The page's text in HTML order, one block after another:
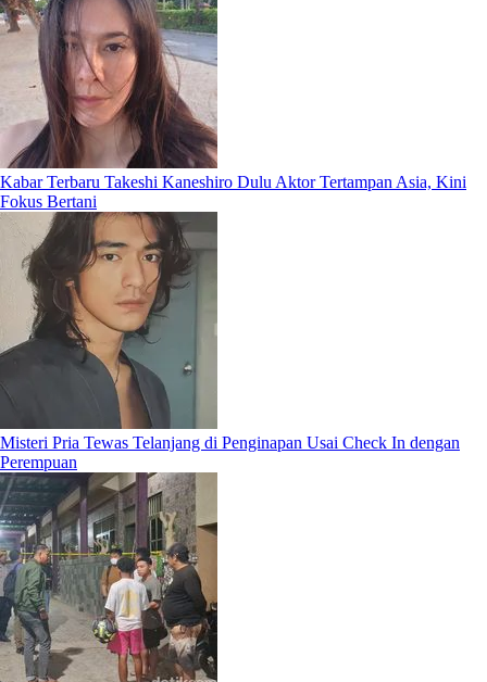
Kabar Terbaru Takeshi Kaneshiro Dulu Aktor Tertampan Asia, Kini
Fokus Bertani
Misteri Pria Tewas Telanjang di Penginapan Usai Check In dengan
Perempuan